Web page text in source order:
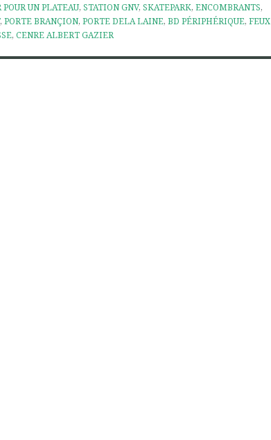
UN PLATEAU, STATION GNV, SKATEPARK, ENCOMBRANTS,
, PORTE BRANÇION, PORTE DELA LAINE, BD PÉRIPHÉRIQUE, FEUX
, CENRE ALBERT GAZIER